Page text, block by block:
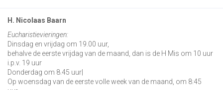
H. Nicolaas Baarn
Eucharistievieringen:
Dinsdag en vrijdag om 19.00 uur,
behalve de eerste vrijdag van de maand, dan is de H Mis om 10 uur
i.p.v. 19 uur
Donderdag om 8.45 uur|
Op woensdag van de eerste volle week van de maand, om 8:45